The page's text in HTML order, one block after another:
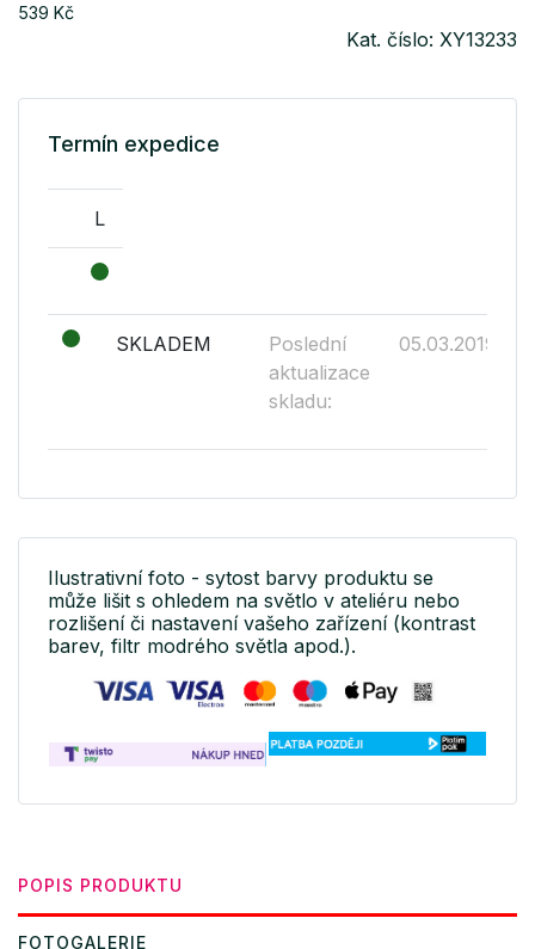
539 Kč
Kat. číslo: XY13233
Termín expedice
L
SKLADEM
Poslední
aktualizace
skladu:
05.03.2019
Ilustrativní foto - sytost barvy produktu se
může lišit s ohledem na světlo v ateliéru nebo
rozlišení či nastavení vašeho zařízení (kontrast
barev, filtr modrého světla apod.).
POPIS PRODUKTU
FOTOGALERIE